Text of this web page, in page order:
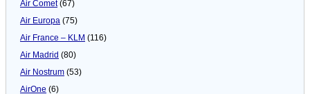
Air Comet(67)
Air Europa (75)
Air France – KLM (116)
Air Madrid (80)
Air Nostrum (53)
AirOne (6)